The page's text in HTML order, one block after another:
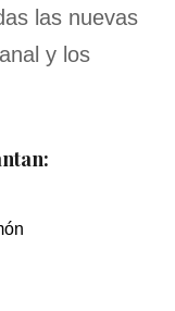
las nuevas
y los